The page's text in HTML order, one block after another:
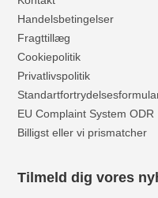
Handelsbetingelser
Fragttillæg
Cookiepolitik
Privatlivspolitik
EU Complaint System ODR
Billigst eller vi prismatcher
Tilmeld dig vores